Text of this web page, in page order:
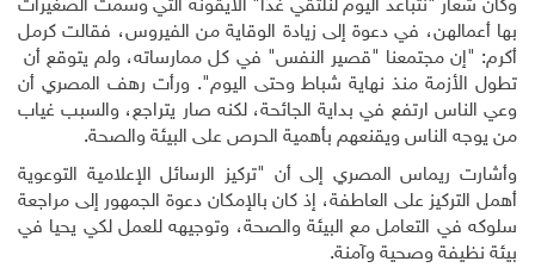
وكان شعار "نتباعد اليوم لنلتقي غدًا" الأيقونة التي وسمت الصغيرات
بها أعمالهن، في دعوة إلى زيادة الوقاية من الفيروس، فقالت كرمل
أكرم: "إن مجتمعنا "قصير النفس" في كل ممارساته، ولم يتوقع أن
تطول الأزمة منذ نهاية شباط وحتى اليوم". ورأت رهف المصري أن
وعي الناس ارتفع في بداية الجائحة، لكنه صار يتراجع، والسبب غياب
من يوجه الناس ويقنعهم بأهمية الحرص على البيئة والصحة.
وأشارت ريماس المصري إلى أن "تركيز الرسائل الإعلامية التوعوية
أهمل التركيز على العاطفة، إذ كان بالإمكان دعوة الجمهور إلى مراجعة
سلوكه في التعامل مع البيئة والصحة، وتوجيهه للعمل لكي يحيا في
بيئة نظيفة وصحية وآمنة.